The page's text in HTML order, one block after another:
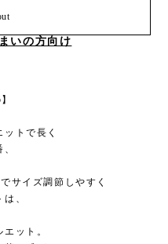
いの方向け
トで長く
サイズ調節しやすく
、
ット。